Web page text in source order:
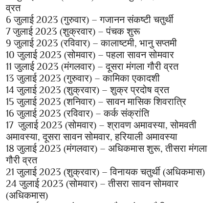
व्रत
6 जुलाई 2023 (गुरुवार) – गजानन संकष्टी चतुर्थी
7 जुलाई 2023 (शुक्रवार) – पंचक शुरू
9 जुलाई 2023 (रविवार) – कालाष्टमी, भानु सप्तमी
10 जुलाई 2023 (सोमवार) – पहला सावन सोमवार
11 जुलाई 2023 (मंगलवार) – दूसरा मंगला गौरी व्रत
13 जुलाई 2023 (गुरुवार) – कामिका एकादशी
14 जुलाई 2023 (शुक्रवार) – शुक्र प्रदोष व्रत
15 जुलाई 2023 (शनिवार) – सावन मासिक शिवरात्रि
16 जुलाई 2023 (रविवार) – कर्क संक्रांति
17 जुलाई 2023 (सोमवार) – श्रावण अमावस्या, सोमवती
अमावस्या, दूसरा सावन सोमवार, हरियाली अमावस्या
18 जुलाई 2023 (मंगलवार) – अधिकमास शुरू, तीसरा मंगला
गौरी व्रत
21 जुलाई 2023 (शुक्रवार) – विनायक चतुर्थी (अधिकमास)
24 जुलाई 2023 (सोमवार) – तीसरा सावन सोमवार
(अधिकमास)